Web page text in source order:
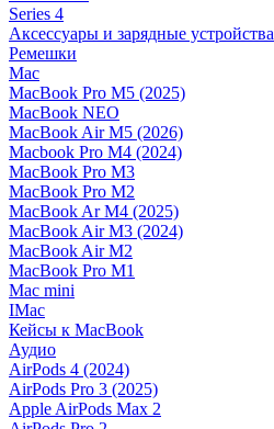
Series 4
Аксессуары и зарядные устройства
Ремешки
Mac
MacBook Pro M5 (2025)
MacBook NEO
MacBook Air M5 (2026)
Macbook Pro M4 (2024)
MacBook Pro M3
MacBook Pro M2
MacBook Ar M4 (2025)
MacBook Air M3 (2024)
MacBook Air M2
MacBook Pro M1
Mac mini
IMac
Кейсы к MacBook
Аудио
AirPods 4 (2024)
AirPods Pro 3 (2025)
Apple AirPods Max 2